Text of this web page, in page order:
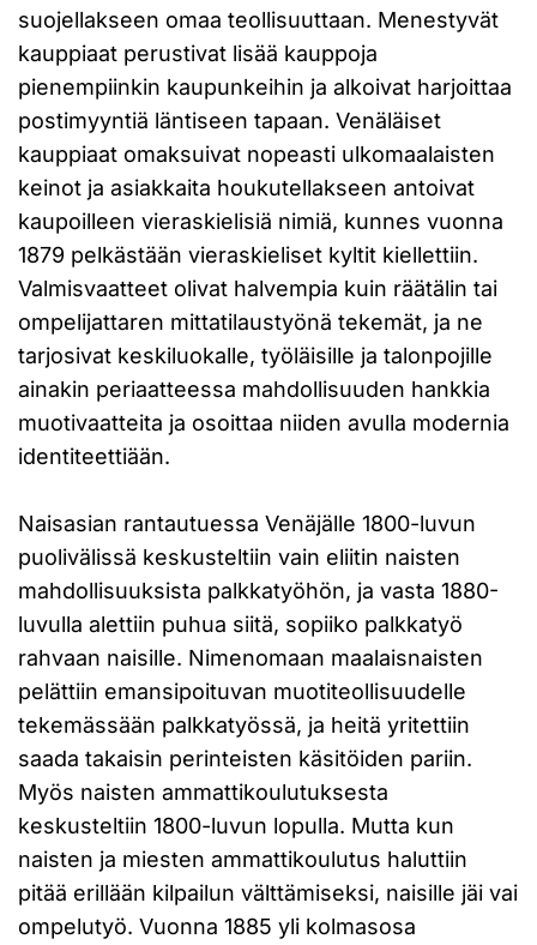
suojellakseen omaa teollisuuttaan. Menestyvät
kauppiaat perustivat lisää kauppoja
pienempiinkin kaupunkeihin ja alkoivat harjoittaa
postimyyntiä läntiseen tapaan. Venäläiset
kauppiaat omaksuivat nopeasti ulkomaalaisten
keinot ja asiakkaita houkutellakseen antoivat
kaupoilleen vieraskielisiä nimiä, kunnes vuonna
1879 pelkästään vieraskieliset kyltit kiellettiin.
Valmisvaatteet olivat halvempia kuin räätälin tai
ompelijattaren mittatilaustyönä tekemät, ja ne
tarjosivat keskiluokalle, työläisille ja talonpojille
ainakin periaatteessa mahdollisuuden hankkia
muotivaatteita ja osoittaa niiden avulla modernia
identiteettiään.
Naisasian rantautuessa Venäjälle 1800-luvun
puolivälissä keskusteltiin vain eliitin naisten
mahdollisuuksista palkkatyöhön, ja vasta 1880-
luvulla alettiin puhua siitä, sopiiko palkkatyö
rahvaan naisille. Nimenomaan maalaisnaisten
pelättiin emansipoituvan muotiteollisuudelle
tekemässään palkkatyössä, ja heitä yritettiin
saada takaisin perinteisten käsitöiden pariin.
Myös naisten ammattikoulutuksesta
keskusteltiin 1800-luvun lopulla. Mutta kun
naisten ja miesten ammattikoulutus haluttiin
pitää erillään kilpailun välttämiseksi, naisille jäi vai
ompelutyö. Vuonna 1885 yli kolmasosa